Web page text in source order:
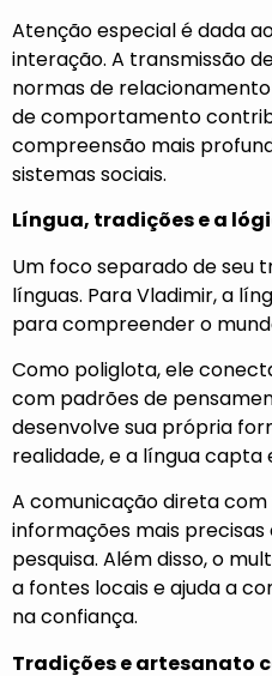
Atenção especial é dada
interação. A transmissão
normas de
de comportamento
compreensão mais
sistemas sociais.
Língua, tradições e a
Um foco separado de seu
línguas. Para Vladimir, a
para compreender o
Como poliglota, ele
com padrões de
desenvolve sua própria
realidade, e a língua capta
A comunicação direta
informações mais
pesquisa. Além disso, o
a fontes locais e ajuda a
na confiança.
Tradições e artesanato